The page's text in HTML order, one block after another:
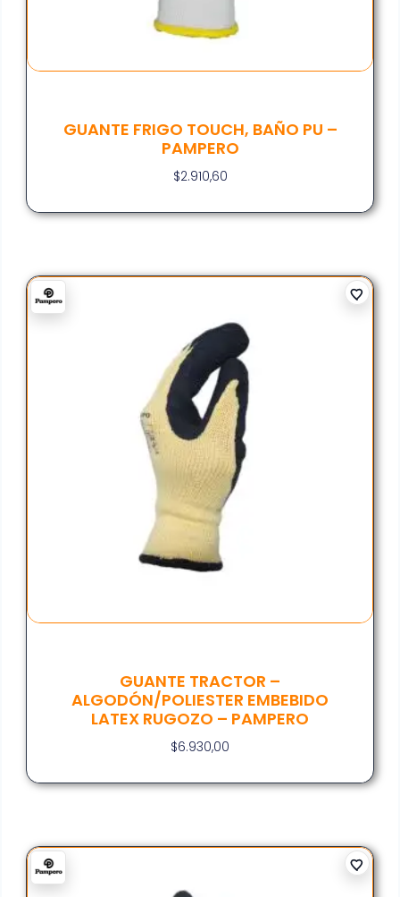
GUANTE FRIGO TOUCH, BAÑO PU –
PAMPERO
$2.910,60
GUANTE TRACTOR –
ALGODÓN/POLIESTER EMBEBIDO
LATEX RUGOZO – PAMPERO
$6.930,00